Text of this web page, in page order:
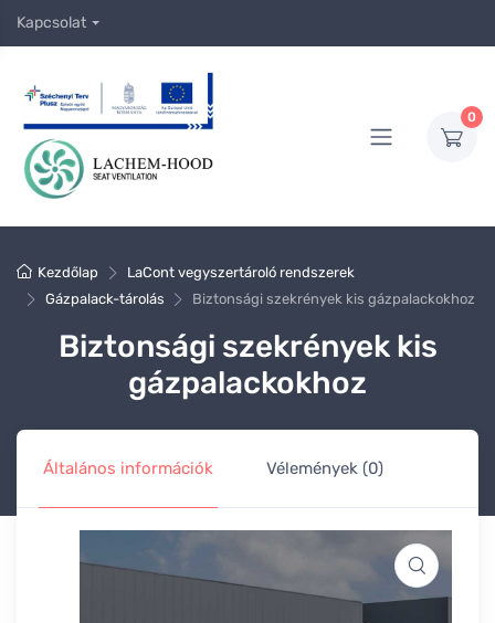
Kapcsolat
0
Kezdőlap
LaCont vegyszertároló rendszerek
Gázpalack-tárolás
Biztonsági szekrények kis gázpalackokhoz
Biztonsági szekrények kis
gázpalackokhoz
Általános információk Vélemények (0)